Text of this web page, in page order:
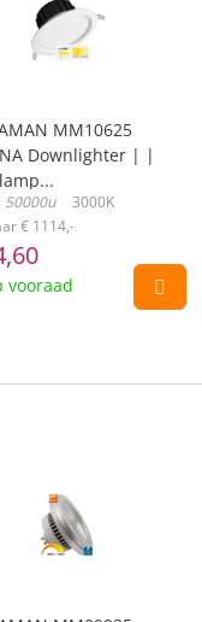
MM10625
Downlighter | |
50000u
3000K
€ 1114,-
vooraad